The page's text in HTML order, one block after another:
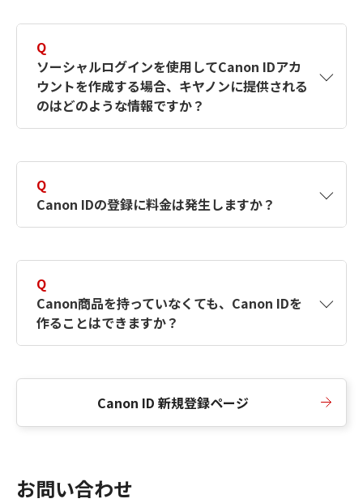
す。詳しい作成方法は【カメラ】Canon IDとは
何ですか？Canon IDの作成方法は？をご確認く
ださい。
Q
ソーシャルログインを使用してCanon IDアカ
ウントを作成する場合、キヤノンに提供される
のはどのような情報ですか？
択したサービスから取得します。アカウントを
簡単に作成できるように、この情報を使用して
Canon IDの登録フォームを入力します。
Q
Canon IDの登録に料金は発生しますか？
Q
Canon商品を持っていなくても、Canon IDを
作ることはできますか？
Canon ID 新規登録ページ
お問い合わせ